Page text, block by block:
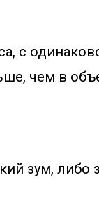
с
чем в
зум, либо